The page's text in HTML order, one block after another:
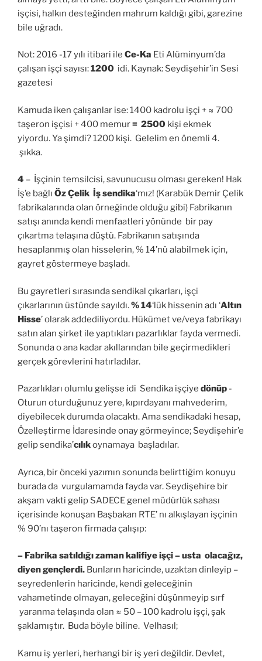
işçisi, halkın desteğinden mahrum kaldığı gibi, garezine
bile uğradı.
Not: 2016 -17 yılı itibari ile Ce-Ka Eti Alüminyum’da
çalışan işçi sayısı:1200 idi. Kaynak: Seydişehir’in Sesi
gazetesi
Kamuda iken çalışanlar ise: 1400 kadrolu işçi + ≈ 700
taşeron işçisi + 400 memur= 2500 kişi ekmek
yiyordu. Ya şimdi? 1200 kişi. Gelelim en önemli 4.
şıkka.
4 – İşçinin temsilcisi, savunucusu olması gereken! Hak
İş’e bağlı Öz Çelik İş sendika‘mız! (Karabük Demir Çelik
fabrikalarında olan örneğinde olduğu gibi) Fabrikanın
satışı anında kendi menfaatleri yönünde bir pay
çıkartma telaşına düştü. Fabrikanın satışında
hesaplanmış olan hisselerin, % 14’nü alabilmek için,
gayret göstermeye başladı.
Bu gayretleri sırasında sendikal çıkarları, işçi
çıkarlarının üstünde sayıldı.% 14‘lük hissenin adı ‘Altın
Hisse’ olarak addediliyordu. Hükümet ve/veya fabrikayı
satın alan şirket ile yaptıkları pazarlıklar fayda vermedi.
Sonunda o ana kadar akıllarından bile geçirmedikleri
gerçek görevlerini hatırladılar.
Pazarlıkları olumlu gelişse idi Sendika işçiye dönüp -
Oturun oturduğunuz yere, kıpırdayanı mahvederim,
diyebilecek durumda olacaktı. Ama sendikadaki hesap,
Özelleştirme İdaresinde onay görmeyince; Seydişehir’e
gelip sendika’cılıkoynamaya başladılar.
Ayrıca, bir önceki yazımın sonunda belirttiğim konuyu
burada da vurgulamamda fayda var. Seydişehire bir
akşam vakti gelip SADECE genel müdürlük sahası
içerisinde konuşan Başbakan RTE’ nı alkışlayan işçinin
% 90’nı taşeron firmada çalışıp:
– Fabrika satıldığı zaman kalifiye işçi – usta olacağız,
diyen gençlerdi. Bunların haricinde, uzaktan dinleyip –
seyredenlerin haricinde, kendi geleceğinin
vahametinde olmayan, geleceğini düşünmeyip sırf
yaranma telaşında olan ≈ 50 – 100 kadrolu işçi, şak
şaklamıştır. Buda böyle biline. Velhasıl;
Kamu iş yerleri, herhangi bir iş yeri değildir. Devlet,